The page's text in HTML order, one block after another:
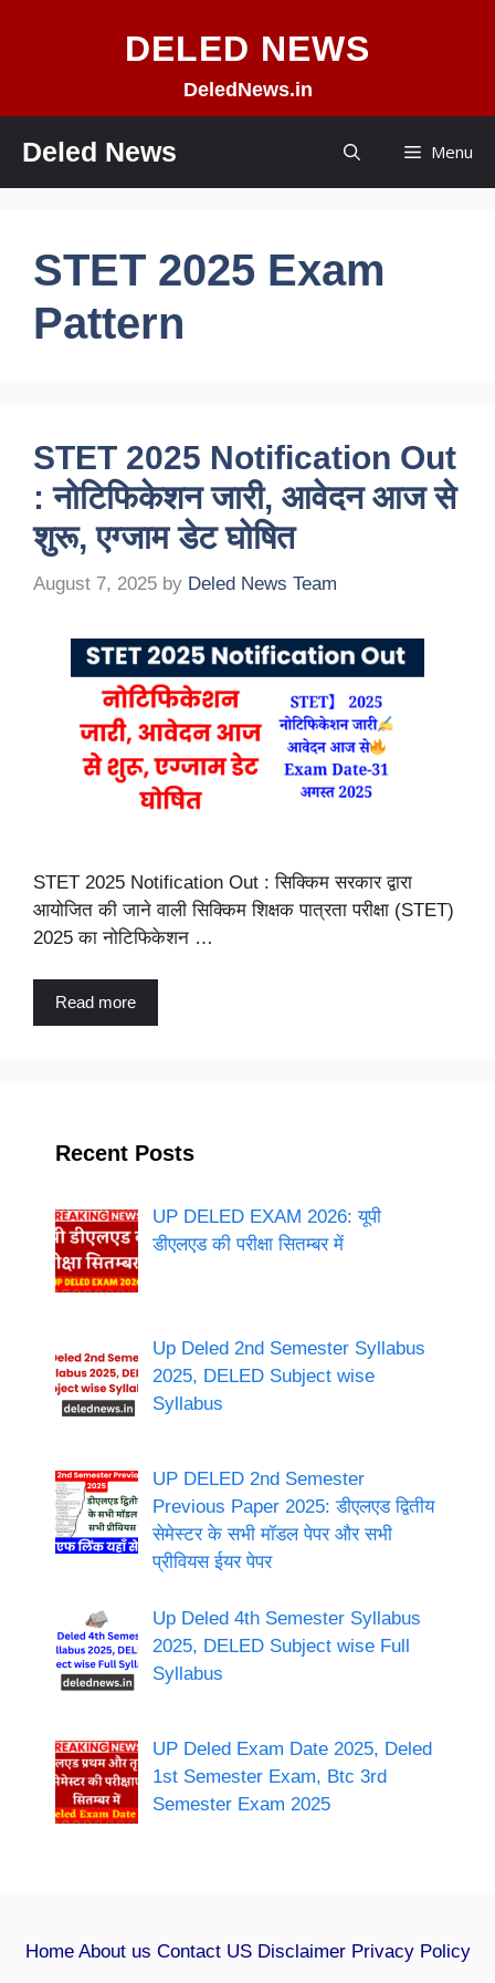
DELED NEWS
DeledNews.in
Deled News Menu
STET 2025 Exam
Pattern
STET 2025 Notification Out
: नोटिफिकेशन जारी, आवेदन आज से
शुरू, एग्जाम डेट घोषित
August 7, 2025 by Deled News Team
STET 2025 Notification Out : सिक्किम सरकार द्वारा
आयोजित की जाने वाली सिक्किम शिक्षक पात्रता परीक्षा (STET)
2025 का नोटिफिकेशन …
Read more
Recent Posts
UP DELED EXAM 2026: यूपी
डीएलएड की परीक्षा सितम्बर में
Up Deled 2nd Semester Syllabus
2025, DELED Subject wise
Syllabus
UP DELED 2nd Semester
Previous Paper 2025: डीएलएड द्वितीय
सेमेस्टर के सभी मॉडल पेपर और सभी
प्रीवियस ईयर पेपर
Up Deled 4th Semester Syllabus
2025, DELED Subject wise Full
Syllabus
UP Deled Exam Date 2025, Deled
1st Semester Exam, Btc 3rd
Semester Exam 2025
Home About us Contact US Disclaimer Privacy Policy